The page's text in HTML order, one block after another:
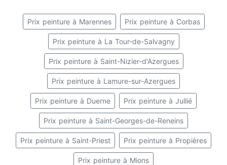
Prix peinture à Marennes Prix peinture à Corbas
Prix peinture à La Tour-de-Salvagny
Prix peinture à Saint-Nizier-d'Azergues
Prix peinture à Lamure-sur-Azergues
Prix peinture à Duerne Prix peinture à Jullié
Prix peinture à Saint-Georges-de-Reneins
Prix peinture à Saint-Priest Prix peinture à Propières
Prix peinture à Mions